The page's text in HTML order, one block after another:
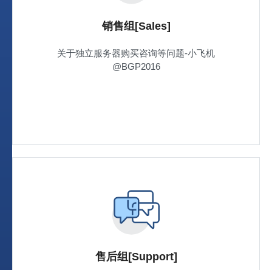
销售组[Sales]
关于独立服务器购买咨询等问题-小飞机
@BGP2016
售后组[Support]